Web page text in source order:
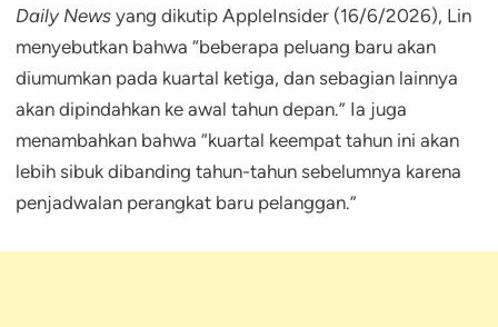
Daily News yang dikutip AppleInsider (16/6/2026), Lin
menyebutkan bahwa “beberapa peluang baru akan
diumumkan pada kuartal ketiga, dan sebagian lainnya
akan dipindahkan ke awal tahun depan.” Ia juga
menambahkan bahwa “kuartal keempat tahun ini akan
lebih sibuk dibanding tahun-tahun sebelumnya karena
penjadwalan perangkat baru pelanggan.”